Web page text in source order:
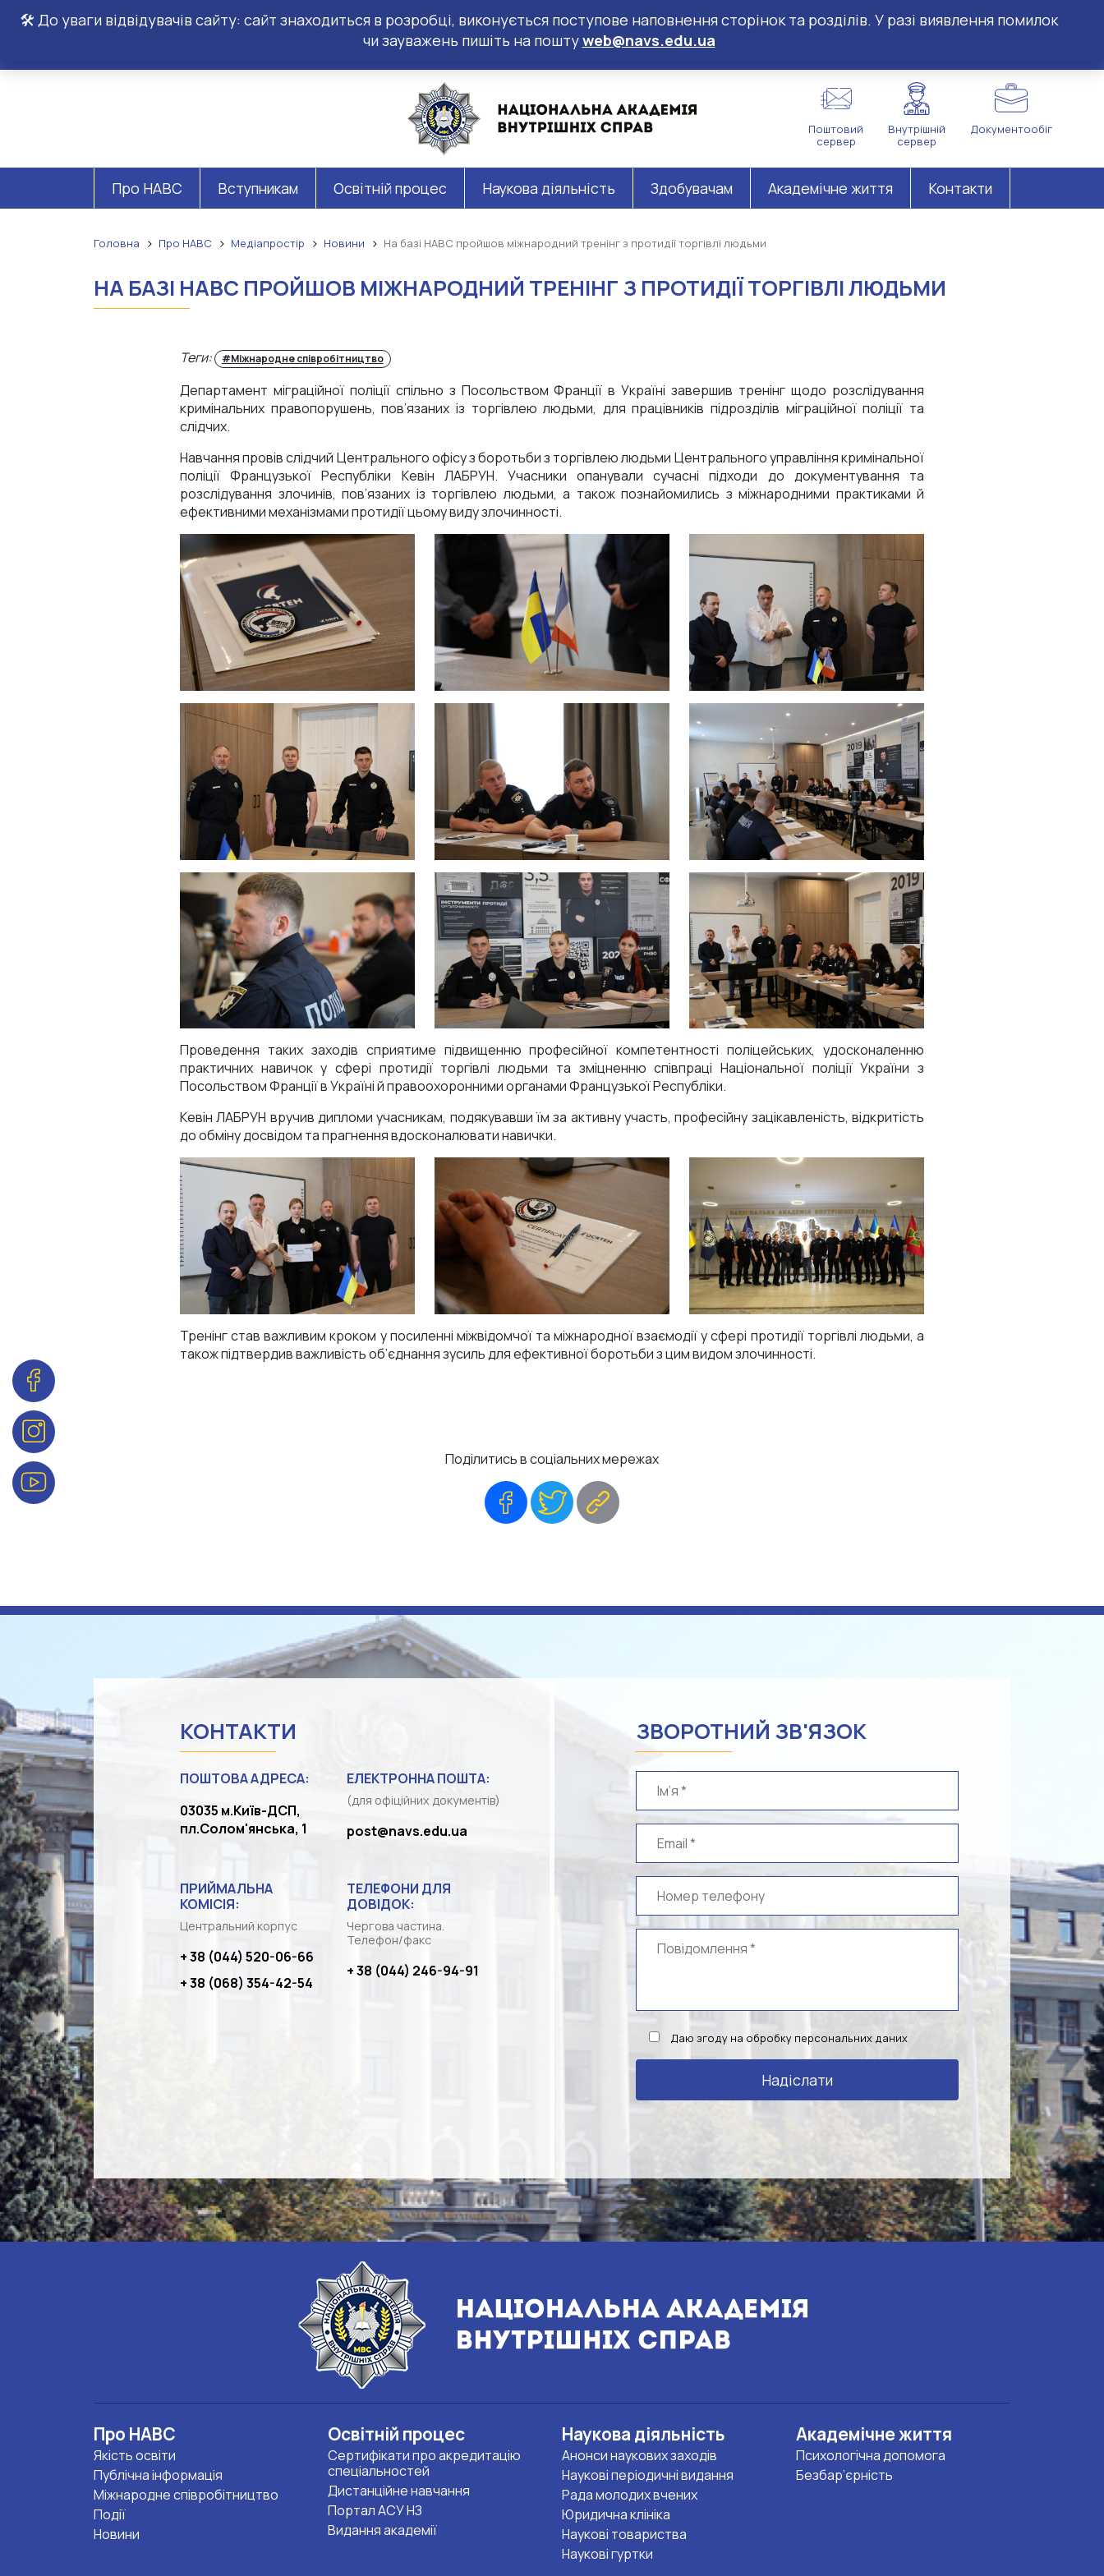
🛠️ До уваги відвідувачів сайту: сайт знаходиться в розробці, виконується поступове наповнення сторінок та розділів. У разі виявлення помилок
чи зауважень пишіть на поштуweb@navs.edu.ua
Поштовий
сервер
Внутрішній
сервер
Документообіг
Про НАВС Вступникам Освітній процес Наукова діяльність Здобувачам Академічне життя Контакти
Головна Про НАВС Медіапростір Новини На базі НАВС пройшов міжнародний тренінг з протидії торгівлі людьми
НА БАЗІ НАВС ПРОЙШОВ МІЖНАРОДНИЙ ТРЕНІНГ З ПРОТИДІЇ ТОРГІВЛІ ЛЮДЬМИ
Теги: #Міжнародне співробітництво
Департамент міграційної поліції спільно з Посольством Франції в Україні завершив тренінг щодо розслідування
кримінальних правопорушень, пов’язаних із торгівлею людьми, для працівників підрозділів міграційної поліції та
слідчих.
Навчання провів слідчий Центрального офісу з боротьби з торгівлею людьми Центрального управління кримінальної
поліції Французької Республіки Кевін ЛАБРУН. Учасники опанували сучасні підходи до документування та
розслідування злочинів, пов’язаних із торгівлею людьми, а також познайомились з міжнародними практиками й
ефективними механізмами протидії цьому виду злочинності.
Проведення таких заходів сприятиме підвищенню професійної компетентності поліцейських, удосконаленню
практичних навичок у сфері протидії торгівлі людьми та зміцненню співпраці Національної поліції України з
Посольством Франції в Україні й правоохоронними органами Французької Республіки.
Кевін ЛАБРУН вручив дипломи учасникам, подякувавши їм за активну участь, професійну зацікавленість, відкритість
до обміну досвідом та прагнення вдосконалювати навички.
Тренінг став важливим кроком у посиленні міжвідомчої та міжнародної взаємодії у сфері протидії торгівлі людьми, а
також підтвердив важливість об’єднання зусиль для ефективної боротьби з цим видом злочинності.
Поділитись в соціальних мережах
FacebookTwitter
КОНТАКТИ
ПОШТОВА АДРЕСА:
03035 м.Київ-ДСП,
пл.Солом'янська, 1
ЕЛЕКТРОННА ПОШТА:
(для офіційних документів)
post@navs.edu.ua
ПРИЙМАЛЬНА
КОМІСІЯ:
Центральний корпус
+ 38 (044) 520-06-66
+ 38 (068) 354-42-54
ТЕЛЕФОНИ ДЛЯ
ДОВІДОК:
Чергова частина.
Телефон/факс
+ 38 (044) 246-94-91
ЗВОРОТНИЙ ЗВ'ЯЗОК
Даю згоду на обробку персональних даних
Про НАВС
Якість освіти
Публічна інформація
Міжнародне співробітництво
Події
Новини
Освітній процес
Сертифікати про акредитацію
спеціальностей
Дистанційне навчання
Портал АСУ НЗ
Видання академії
Наукова діяльність
Анонси наукових заходів
Наукові періодичні видання
Рада молодих вчених
Юридична клініка
Наукові товариства
Наукові гуртки
Академічне життя
Психологічна допомога
Безбар’єрність